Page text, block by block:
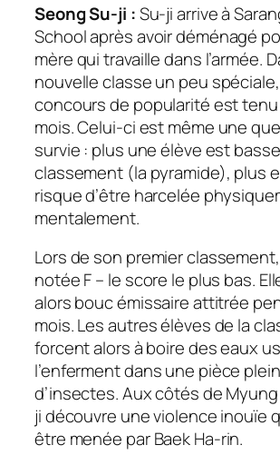
Seong Su-ji :Su-ji arrive à
School après avoir déménagé
mère qui travaille dans l’armée.
nouvelle classe un peu
concours de popularité est
mois. Celui-ci est même une
survie : plus une élève est
classement (la pyramide), plus
risque d’être harcelée
mentalement.
Lors de son premier
notée F – le score le plus bas.
alors bouc émissaire attitrée
mois. Les autres élèves de la
forcent alors à boire des eaux
l’enferment dans une pièce
d’insectes. Aux côtés de
ji découvre une violence inouïe
être menée par Baek Ha-rin.